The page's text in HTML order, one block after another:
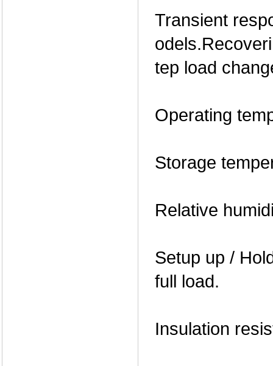
Transient
tep load
Operating
Storage
Relative
Setup up /
full load.
Insulation